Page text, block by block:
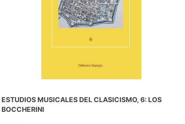
ESTUDIOS MUSICALES DEL CLASICISMO, 6: LOS
BOCCHERINI